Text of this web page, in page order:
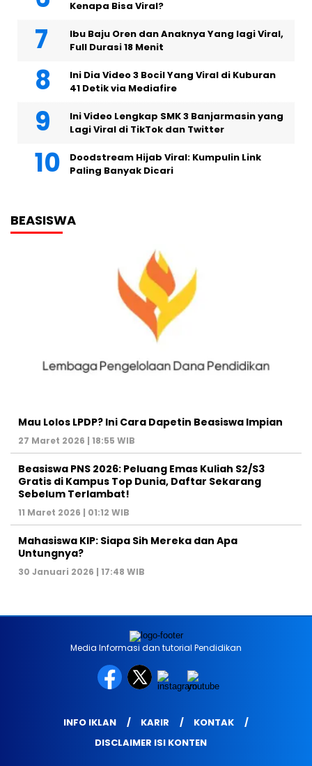
Kenapa Bisa Viral?
Ibu Baju Oren dan Anaknya Yang lagi Viral,
Full Durasi 18 Menit
Ini Dia Video 3 Bocil Yang Viral di Kuburan
41 Detik via Mediafire
Ini Video Lengkap SMK 3 Banjarmasin yang
Lagi Viral di TikTok dan Twitter
Doodstream Hijab Viral: Kumpulin Link
Paling Banyak Dicari
BEASISWA
Mau Lolos LPDP? Ini Cara Dapetin Beasiswa Impian
27 Maret 2026 | 18:55 WIB
Beasiswa PNS 2026: Peluang Emas Kuliah S2/S3
Gratis di Kampus Top Dunia, Daftar Sekarang
Sebelum Terlambat!
11 Maret 2026 | 01:12 WIB
Mahasiswa KIP: Siapa Sih Mereka dan Apa
Untungnya?
30 Januari 2026 | 17:48 WIB
Media Informasi dan tutorial Pendidikan
INFO IKLAN KARIR
KONTAK
DISCLAIMER ISI KONTEN